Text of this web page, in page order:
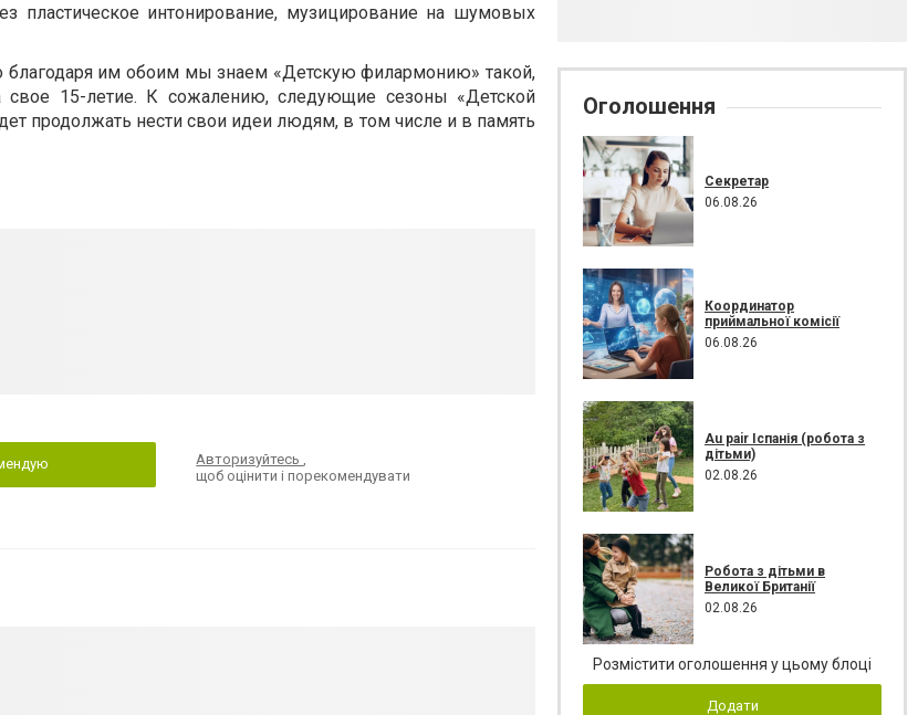
пластическое интонирование, музицирование на шумовых
благодаря им обоим мы знаем «Детскую филармонию» такой,
свое 15-летие. К сожалению, следующие сезоны «Детской
продолжать нести свои идеи людям, в том числе и в память
Авторизуйтесь,
щоб оцінити і порекомендувати
Оголошення
Секретар
06.08.26
Координатор
приймальної комісії
06.08.26
Au pair Іспанія (робота з
дітьми)
02.08.26
Робота з дітьми в
Великої Британії
02.08.26
Розмістити оголошення у цьому блоці
Додати